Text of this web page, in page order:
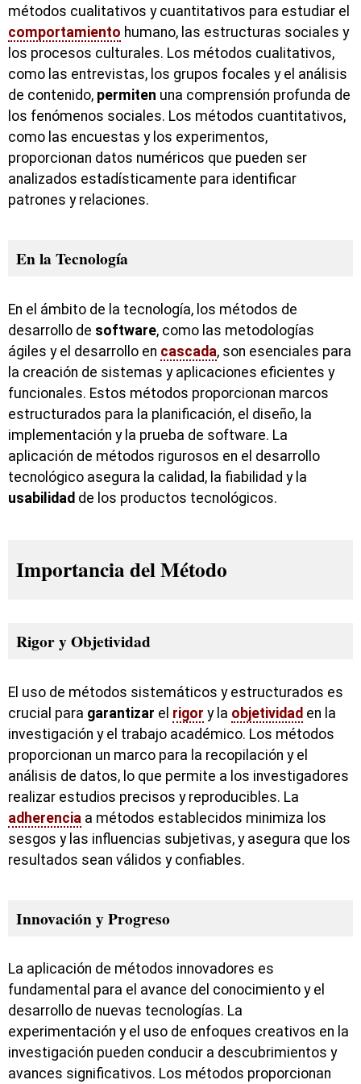
métodos cualitativos y cuantitativos para estudiar el
comportamiento humano, las estructuras sociales y
los procesos culturales. Los métodos cualitativos,
como las entrevistas, los grupos focales y el análisis
de contenido, permiten una comprensión profunda de
los fenómenos sociales. Los métodos cuantitativos,
como las encuestas y los experimentos,
proporcionan datos numéricos que pueden ser
analizados estadísticamente para identificar
patrones y relaciones.
En la Tecnología
En el ámbito de la tecnología, los métodos de
desarrollo de software, como las metodologías
ágiles y el desarrollo en cascada, son esenciales para
la creación de sistemas y aplicaciones eficientes y
funcionales. Estos métodos proporcionan marcos
estructurados para la planificación, el diseño, la
implementación y la prueba de software. La
aplicación de métodos rigurosos en el desarrollo
tecnológico asegura la calidad, la fiabilidad y la
usabilidad de los productos tecnológicos.
Importancia del Método
Rigor y Objetividad
El uso de métodos sistemáticos y estructurados es
crucial para garantizar el rigor y la objetividad en la
investigación y el trabajo académico. Los métodos
proporcionan un marco para la recopilación y el
análisis de datos, lo que permite a los investigadores
realizar estudios precisos y reproducibles. La
adherencia a métodos establecidos minimiza los
sesgos y las influencias subjetivas, y asegura que los
resultados sean válidos y confiables.
Innovación y Progreso
La aplicación de métodos innovadores es
fundamental para el avance del conocimiento y el
desarrollo de nuevas tecnologías. La
experimentación y el uso de enfoques creativos en la
investigación pueden conducir a descubrimientos y
avances significativos. Los métodos proporcionan